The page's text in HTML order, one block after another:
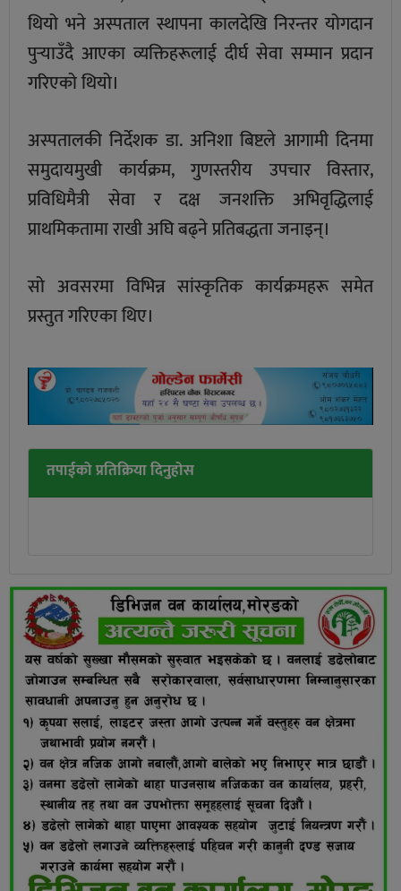
थियो भने अस्पताल स्थापना कालदेखि निरन्तर योगदान
पुर्‍याउँदै आएका व्यक्तिहरूलाई दीर्घ सेवा सम्मान प्रदान
गरिएको थियो।
अस्पतालकी निर्देशक डा. अनिशा बिष्टले आगामी दिनमा
समुदायमुखी कार्यक्रम, गुणस्तरीय उपचार विस्तार,
प्रविधिमैत्री सेवा र दक्ष जनशक्ति अभिवृद्धिलाई
प्राथमिकतामा राखी अघि बढ्ने प्रतिबद्धता जनाइन्।
सो अवसरमा विभिन्न सांस्कृतिक कार्यक्रमहरू समेत
प्रस्तुत गरिएका थिए।
तपाईको प्रतिक्रिया दिनुहोस